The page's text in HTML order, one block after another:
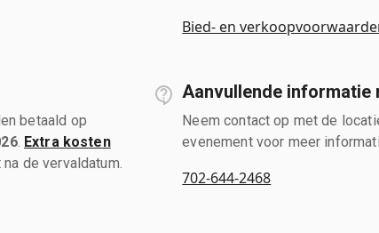
Bied- en
betaald op
. Extra kosten
de vervaldatum.
Aanvullende informatie
Neem contact op met de
evenement voor meer
702-644-2468